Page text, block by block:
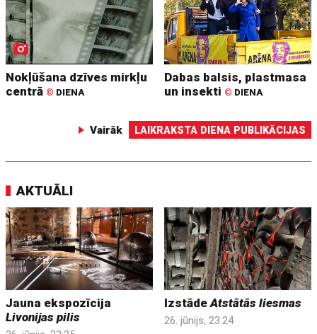
Nokļūšana dzīves mirkļu
centrā © DIENA
Dabas balsis, plastmasa
un insekti © DIENA
Vairāk LAIKRAKSTA DIENA PUBLIKĀCIJAS
AKTUĀLI
Jauna ekspozīcija
Livonijas pilis
IzstādeAtstātās liesmas
26. jūnijs, 23:24